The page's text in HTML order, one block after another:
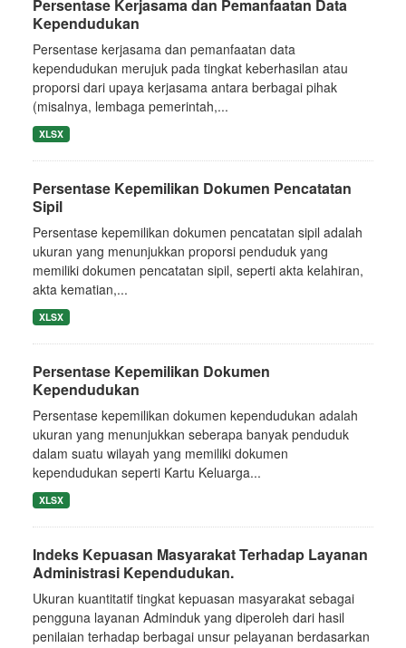
Persentase Kerjasama dan Pemanfaatan Data
Kependudukan
Persentase kerjasama dan pemanfaatan data
kependudukan merujuk pada tingkat keberhasilan atau
proporsi dari upaya kerjasama antara berbagai pihak
(misalnya, lembaga pemerintah,...
XLSX
Persentase Kepemilikan Dokumen Pencatatan
Sipil
Persentase kepemilikan dokumen pencatatan sipil adalah
ukuran yang menunjukkan proporsi penduduk yang
memiliki dokumen pencatatan sipil, seperti akta kelahiran,
akta kematian,...
XLSX
Persentase Kepemilikan Dokumen
Kependudukan
Persentase kepemilikan dokumen kependudukan adalah
ukuran yang menunjukkan seberapa banyak penduduk
dalam suatu wilayah yang memiliki dokumen
kependudukan seperti Kartu Keluarga...
XLSX
Indeks Kepuasan Masyarakat Terhadap Layanan
Administrasi Kependudukan.
Ukuran kuantitatif tingkat kepuasan masyarakat sebagai
pengguna layanan Adminduk yang diperoleh dari hasil
penilaian terhadap berbagai unsur pelayanan berdasarkan